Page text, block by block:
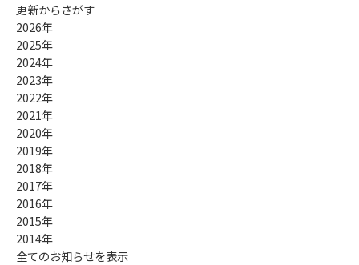
更新からさがす
2026年
2025年
2024年
2023年
2022年
2021年
2020年
2019年
2018年
2017年
2016年
2015年
2014年
全てのお知らせを表示